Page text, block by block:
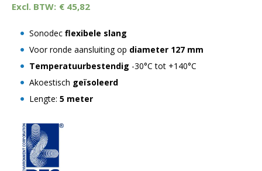
€ 45,82
Sonodec flexibele slang
Voor ronde aansluiting op diameter 127 mm
Temperatuurbestendig -30°C tot +140°C
Akoestisch geïsoleerd
Lengte: 5 meter